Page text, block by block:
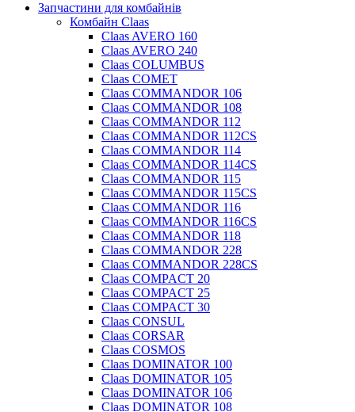
Запчастини для комбайнів
Комбайн Claas
Claas AVERO 160
Claas AVERO 240
Claas COLUMBUS
Claas COMET
Claas COMMANDOR 106
Claas COMMANDOR 108
Claas COMMANDOR 112
Claas COMMANDOR 112CS
Claas COMMANDOR 114
Claas COMMANDOR 114CS
Claas COMMANDOR 115
Claas COMMANDOR 115CS
Claas COMMANDOR 116
Claas COMMANDOR 116CS
Claas COMMANDOR 118
Claas COMMANDOR 228
Claas COMMANDOR 228CS
Claas COMPACT 20
Claas COMPACT 25
Claas COMPACT 30
Claas CONSUL
Claas CORSAR
Claas COSMOS
Claas DOMINATOR 100
Claas DOMINATOR 105
Claas DOMINATOR 106
Claas DOMINATOR 108